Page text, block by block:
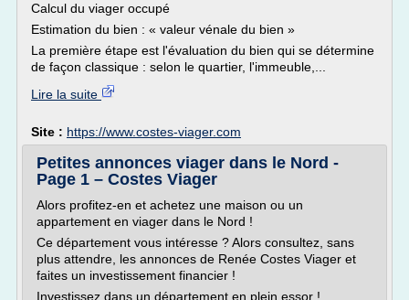
Calcul du viager occupé
Estimation du bien : « valeur vénale du bien »
La première étape est l'évaluation du bien qui se détermine
de façon classique : selon le quartier, l'immeuble,...
Lire la suite
Site : https://www.costes-viager.com
Petites annonces viager dans le Nord -
Page 1 – Costes Viager
Alors profitez-en et achetez une maison ou un
appartement en viager dans le Nord !
Ce département vous intéresse ? Alors consultez, sans
plus attendre, les annonces de Renée Costes Viager et
faites un investissement financier !
Investissez dans un département en plein essor !